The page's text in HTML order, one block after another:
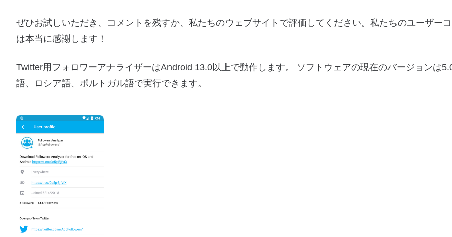
ぜひお試しいただき、コメントを残すか、私たちのウェブサイトで評価してください。私たちのユーザー
は本当に感謝します！
Twitter用フォロワーアナライザーはAndroid 13.0以上で動作します。 ソフトウェアの現在のバージョンは
語、ロシア語、ポルトガル語で実行できます。